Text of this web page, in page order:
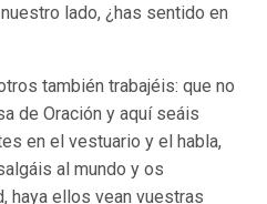
lado, ¿has sentido en
también trabajéis: que no
de Oración y aquí seáis
en el vestuario y el habla,
al mundo y os
haya ellos vean vuestras